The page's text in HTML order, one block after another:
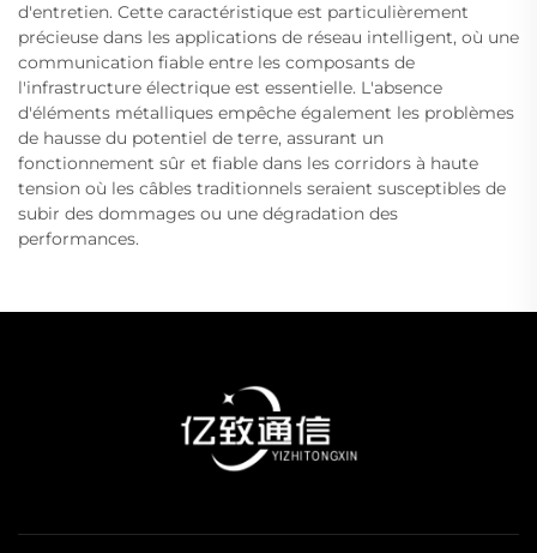
d'entretien. Cette caractéristique est particulièrement
précieuse dans les applications de réseau intelligent, où une
communication fiable entre les composants de
l'infrastructure électrique est essentielle. L'absence
d'éléments métalliques empêche également les problèmes
de hausse du potentiel de terre, assurant un
fonctionnement sûr et fiable dans les corridors à haute
tension où les câbles traditionnels seraient susceptibles de
subir des dommages ou une dégradation des
performances.